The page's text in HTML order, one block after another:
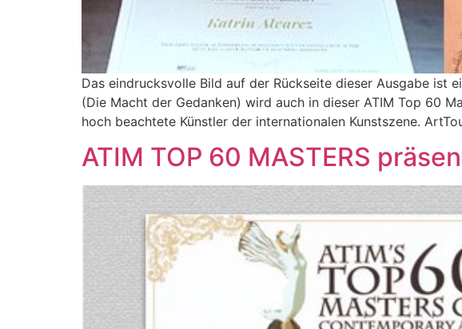
Das eindrucksvolle Bild auf der Rückseite dieser Ausgabe ist
(Die Macht der Gedanken) wird auch in dieser ATIM Top 60
hoch beachtete Künstler der internationalen Kunstszene.
ATIM TOP 60 MASTERS